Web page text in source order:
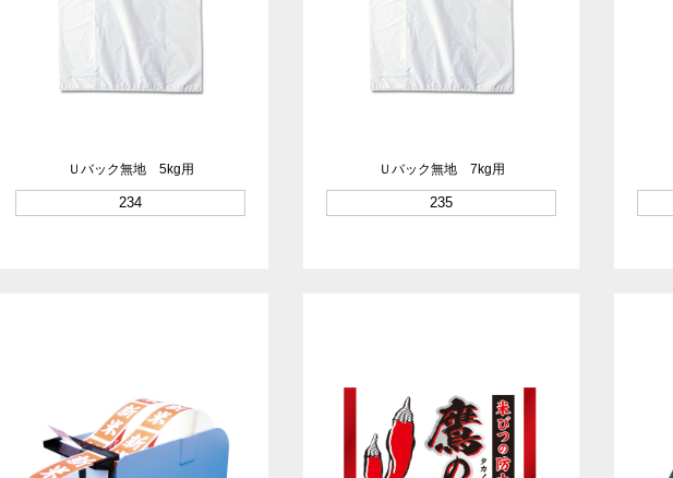
Ｕバック無地 5kg用
234
Ｕバック無地 7kg用
235